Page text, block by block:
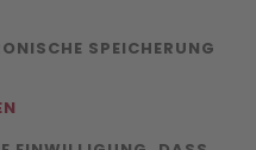
SPEICHERUNG